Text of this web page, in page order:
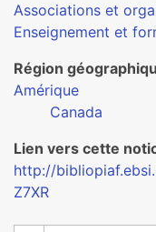
Associations et
Enseignement et
Région
Amérique
Canada
Lien vers cette
http://
Z7XR